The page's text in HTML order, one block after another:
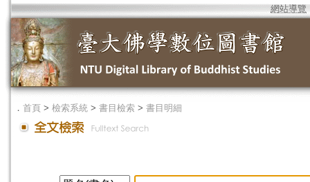
網站導覽
． 首頁 > 檢索系統 > 書目檢索 > 書目明細